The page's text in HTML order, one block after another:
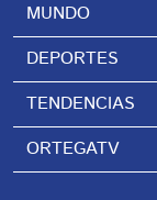
MUNDO
DEPORTES
TENDENCIAS
ORTEGATV